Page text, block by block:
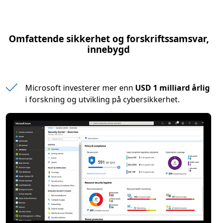
Omfattende sikkerhet og forskriftssamsvar,
innebygd
Microsoft investerer mer enn USD 1 milliard årlig
i forskning og utvikling på cybersikkerhet.